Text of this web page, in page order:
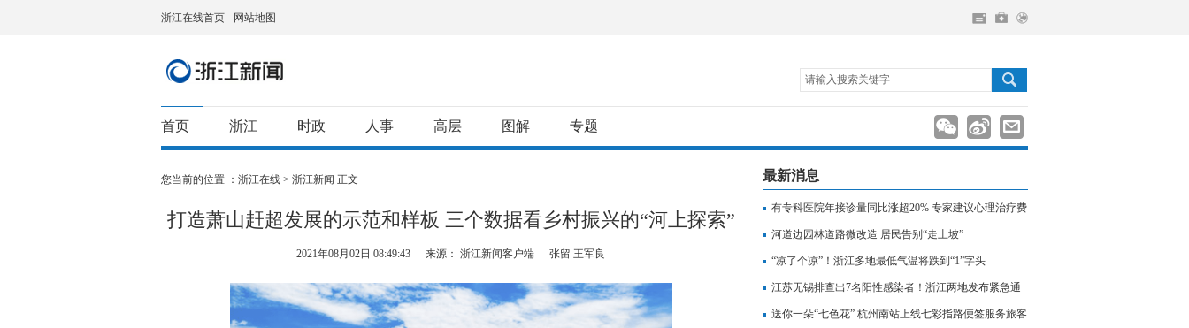
浙江在线首页 网站地图
请输入搜索关键字
首页 浙江 时政 人事 高层 图解 专题
您当前的位置 ： 浙江在线 > 浙江新闻 正文
打造萧山赶超发展的示范和样板 三个数据看乡村振兴的“河上探索”
2021年08月02日 08:49:43 来源： 浙江新闻客户端 张留 王军良
最新消息
有专科医院年接诊量同比涨超20% 专家建议心理治疗费
用纳入医保
河道边园林道路微改造 居民告别“走土坡”
“凉了个凉”！浙江多地最低气温将跌到“1”字头
江苏无锡排查出7名阳性感染者！浙江两地发布紧急通
知，相关人员请立即报备
送你一朵“七色花” 杭州南站上线七彩指路便签服务旅客